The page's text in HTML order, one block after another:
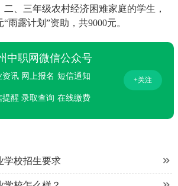
、三年级农村经济困难家庭的学生，
雨露计划”资助，共9000元。
中职网微信公众号
资讯 网上报名 短信通知
提醒 录取查询 在线缴费
+关注

学校招生要求